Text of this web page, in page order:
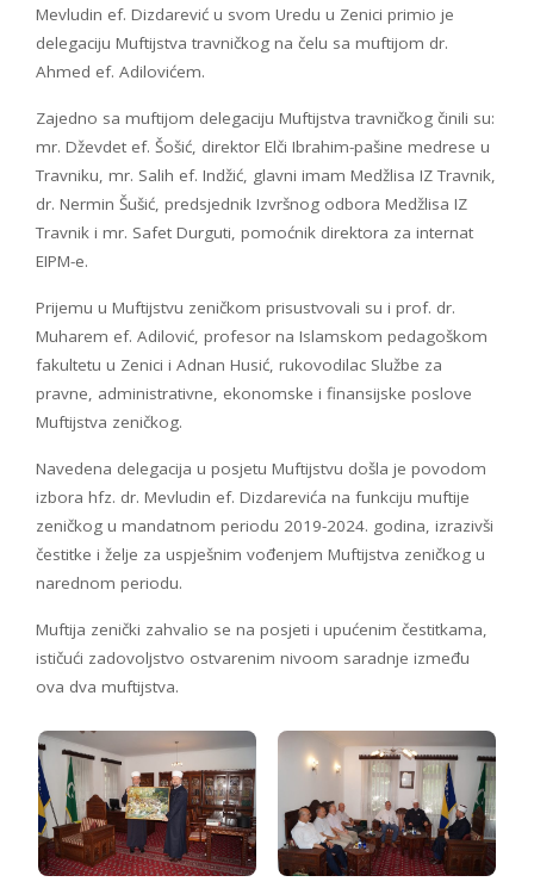
Mevludin ef. Dizdarević u svom Uredu u Zenici primio je
delegaciju Muftijstva travničkog na čelu sa muftijom dr.
Ahmed ef. Adilovićem.
Zajedno sa muftijom delegaciju Muftijstva travničkog činili su:
mr. Dževdet ef. Šošić, direktor Elči Ibrahim-pašine medrese u
Travniku, mr. Salih ef. Indžić, glavni imam Medžlisa IZ Travnik,
dr. Nermin Šušić, predsjednik Izvršnog odbora Medžlisa IZ
Travnik i mr. Safet Durguti, pomoćnik direktora za internat
EIPM-e.
Prijemu u Muftijstvu zeničkom prisustvovali su i prof. dr.
Muharem ef. Adilović, profesor na Islamskom pedagoškom
fakultetu u Zenici i Adnan Husić, rukovodilac Službe za
pravne, administrativne, ekonomske i finansijske poslove
Muftijstva zeničkog.
Navedena delegacija u posjetu Muftijstvu došla je povodom
izbora hfz. dr. Mevludin ef. Dizdarevića na funkciju muftije
zeničkog u mandatnom periodu 2019-2024. godina, izrazivši
čestitke i želje za uspješnim vođenjem Muftijstva zeničkog u
narednom periodu.
Muftija zenički zahvalio se na posjeti i upućenim čestitkama,
ističući zadovoljstvo ostvarenim nivoom saradnje između
ova dva muftijstva.